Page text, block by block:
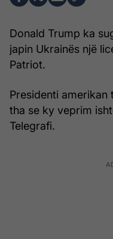
Donald Trump ka
japin Ukrainës një
Patriot.
Presidenti
tha se ky veprim
Telegrafi.